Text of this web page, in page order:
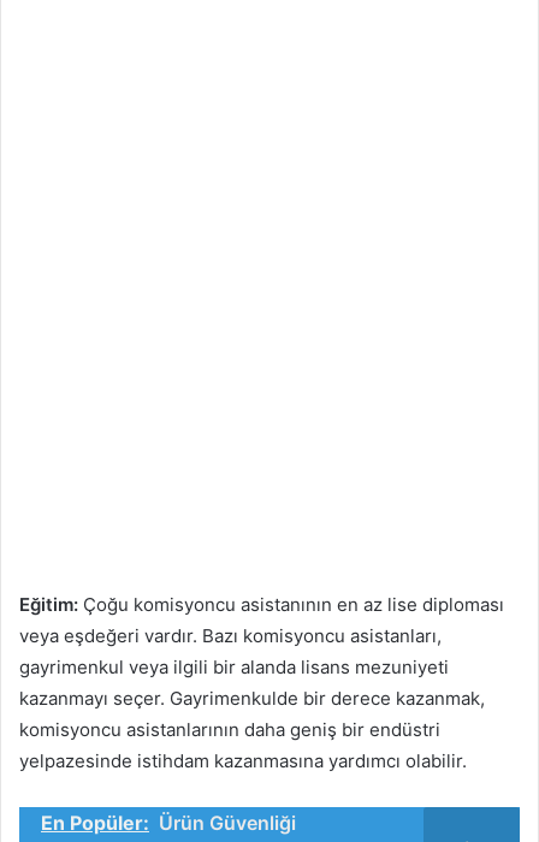
Eğitim: Çoğu komisyoncu asistanının en az lise diploması
veya eşdeğeri vardır. Bazı komisyoncu asistanları,
gayrimenkul veya ilgili bir alanda lisans mezuniyeti
kazanmayı seçer. Gayrimenkulde bir derece kazanmak,
komisyoncu asistanlarının daha geniş bir endüstri
yelpazesinde istihdam kazanmasına yardımcı olabilir.
En Popüler: Ürün Güvenliği